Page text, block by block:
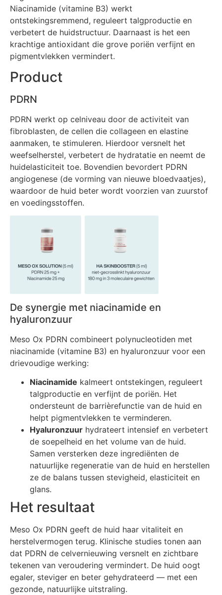
Niacinamide (vitamine B3) werkt
ontstekingsremmend, reguleert talgproductie en
verbetert de huidstructuur. Daarnaast is het een
krachtige antioxidant die grove poriën verfijnt en
pigmentvlekken vermindert.
Product
PDRN
PDRN werkt op celniveau door de activiteit van
fibroblasten, de cellen die collageen en elastine
aanmaken, te stimuleren. Hierdoor versnelt het
weefselherstel, verbetert de hydratatie en neemt de
huidelasticiteit toe. Bovendien bevordert PDRN
angiogenese (de vorming van nieuwe bloedvaatjes),
waardoor de huid beter wordt voorzien van zuurstof
en voedingsstoffen.
De synergie met niacinamide en
hyaluronzuur
Meso Ox PDRN combineert polynucleotiden met
niacinamide (vitamine B3) en hyaluronzuur voor een
drievoudige werking:
Niacinamide kalmeert ontstekingen, reguleert
talgproductie en verfijnt de poriën. Het
ondersteunt de barrièrefunctie van de huid en
helpt pigmentvlekken te verminderen.
Hyaluronzuur hydrateert intensief en verbetert
de soepelheid en het volume van de huid.
Samen versterken deze ingrediënten de
natuurlijke regeneratie van de huid en herstellen
ze de balans tussen stevigheid, elasticiteit en
glans.
Het resultaat
Meso Ox PDRN geeft de huid haar vitaliteit en
herstelvermogen terug. Klinische studies tonen aan
dat PDRN de celvernieuwing versnelt en zichtbare
tekenen van veroudering vermindert. De huid oogt
egaler, steviger en beter gehydrateerd — met een
gezonde, natuurlijke uitstraling.